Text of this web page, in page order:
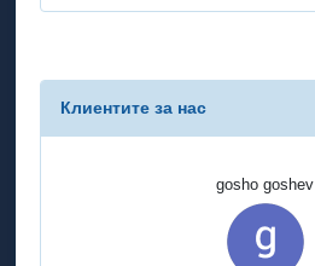
Клиентите за нас
gosho goshev